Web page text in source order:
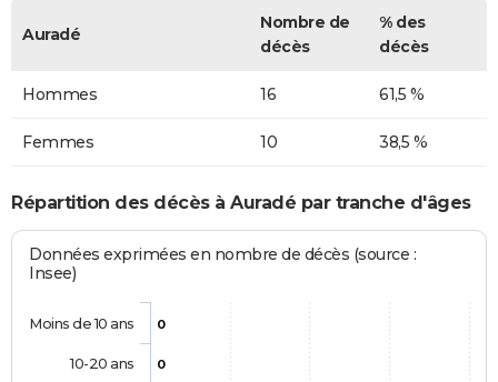
Auradé
Nombre de
décès
% des
décès
Hommes 16 61,5 %
Femmes 10 38,5 %
Répartition des décès à Auradé par tranche d'âges
Données exprimées en nombre de décès (source :
Insee)
0
0
Moins de 10 ans
10-20 ans